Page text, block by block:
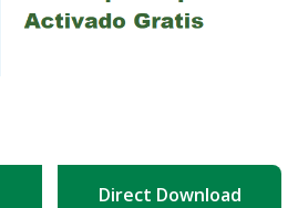
Direct Download